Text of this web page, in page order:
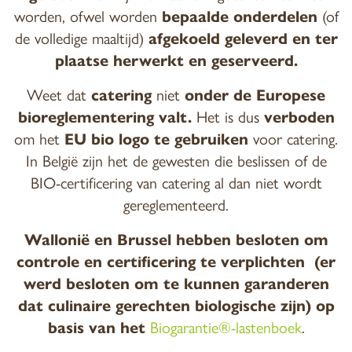
worden, ofwel worden bepaalde onderdelen (of
de volledige maaltijd) afgekoeld geleverd en ter
plaatse herwerkt en geserveerd.
Weet dat catering niet onder de Europese
bioreglementering valt.Het is dus verboden
om het EU bio logo te gebruiken voor catering.
In België zijn het de gewesten die beslissen of de
BIO-certificering van catering al dan niet wordt
gereglementeerd.
Wallonië en Brussel hebben besloten om
controle en certificering te verplichten (er
werd besloten om te kunnen garanderen
dat culinaire gerechten biologische zijn) op
basis van het Biogarantie®-lastenboek.